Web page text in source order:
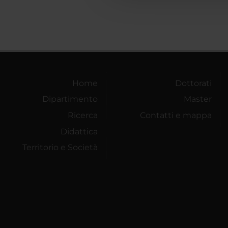
Home
Dipartimento
Ricerca
Didattica
Territorio e Società
Dottorati
Master
Contatti e mappa